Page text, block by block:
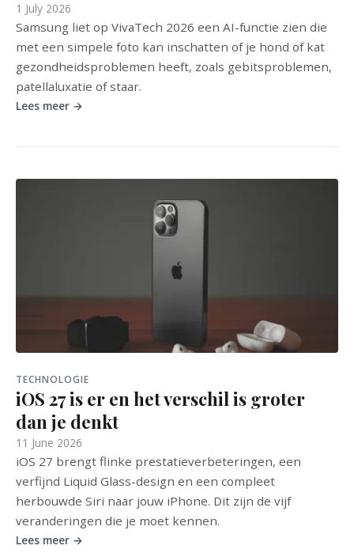
1 July 2026
Samsung liet op VivaTech 2026 een AI-functie zien die
met een simpele foto kan inschatten of je hond of kat
gezondheidsproblemen heeft, zoals gebitsproblemen,
patellaluxatie of staar.
Lees meer →
TECHNOLOGIE
iOS 27 is er en het verschil is groter
dan je denkt
11 June 2026
iOS 27 brengt flinke prestatieverbeteringen, een
verfijnd Liquid Glass-design en een compleet
herbouwde Siri naar jouw iPhone. Dit zijn de vijf
veranderingen die je moet kennen.
Lees meer →